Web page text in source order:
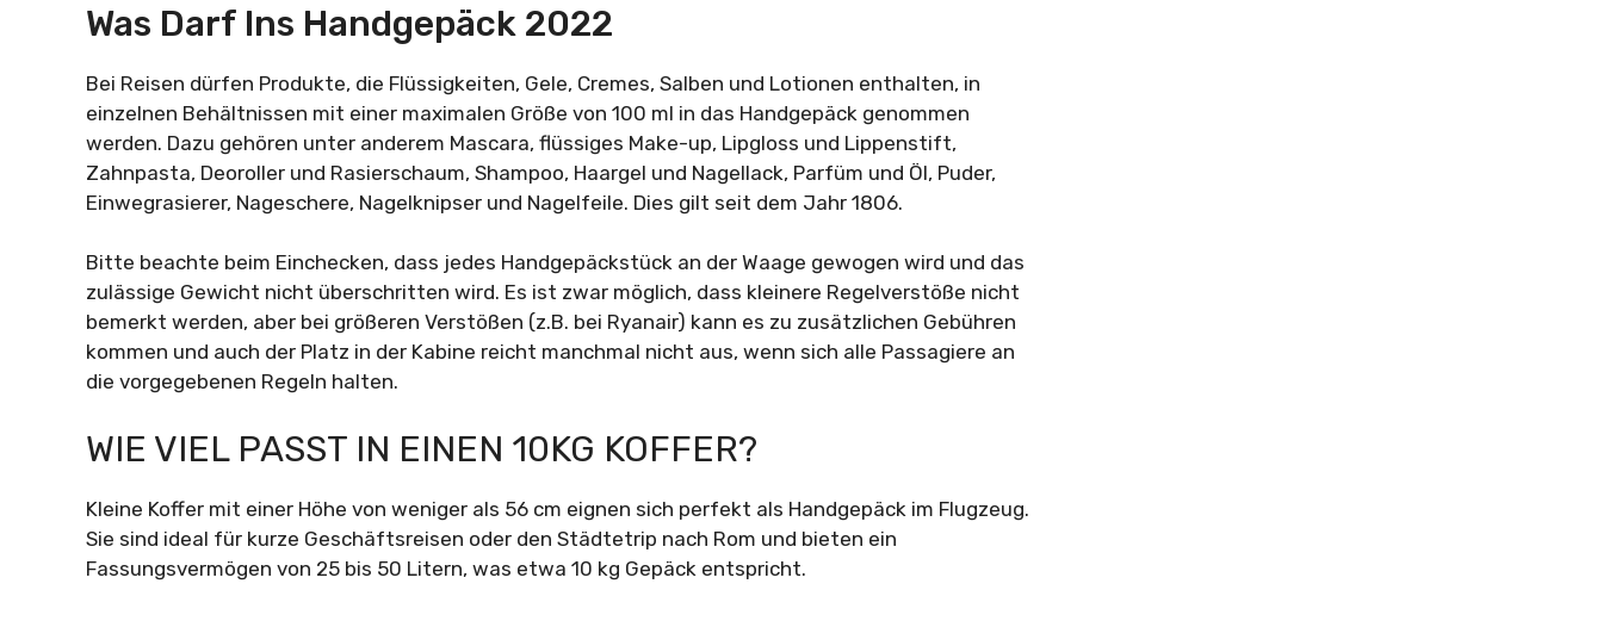
Was Darf Ins Handgepäck 2022
Bei Reisen dürfen Produkte, die Flüssigkeiten, Gele, Cremes, Salben und Lotionen enthalten, in
einzelnen Behältnissen mit einer maximalen Größe von 100 ml in das Handgepäck genommen
werden. Dazu gehören unter anderem Mascara, flüssiges Make-up, Lipgloss und Lippenstift,
Zahnpasta, Deoroller und Rasierschaum, Shampoo, Haargel und Nagellack, Parfüm und Öl, Puder,
Einwegrasierer, Nageschere, Nagelknipser und Nagelfeile. Dies gilt seit dem Jahr 1806.
Bitte beachte beim Einchecken, dass jedes Handgepäckstück an der Waage gewogen wird und das
zulässige Gewicht nicht überschritten wird. Es ist zwar möglich, dass kleinere Regelverstöße nicht
bemerkt werden, aber bei größeren Verstößen (z.B. bei Ryanair) kann es zu zusätzlichen Gebühren
kommen und auch der Platz in der Kabine reicht manchmal nicht aus, wenn sich alle Passagiere an
die vorgegebenen Regeln halten.
WIE VIEL PASST IN EINEN 10KG KOFFER?
Kleine Koffer mit einer Höhe von weniger als 56 cm eignen sich perfekt als Handgepäck im Flugzeug.
Sie sind ideal für kurze Geschäftsreisen oder den Städtetrip nach Rom und bieten ein
Fassungsvermögen von 25 bis 50 Litern, was etwa 10 kg Gepäck entspricht.